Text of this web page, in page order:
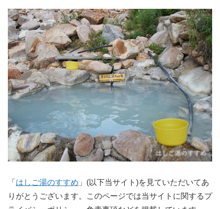
「 はしご湯のすすめ 」(以下当サイト)を見ていただいてあ
りがとうございます。このページでは当サイトに関するプ